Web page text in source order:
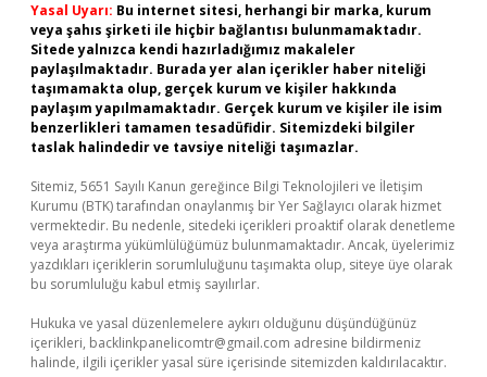
Yasal Uyarı: Bu internet sitesi, herhangi bir marka, kurum
veya şahıs şirketi ile hiçbir bağlantısı bulunmamaktadır.
Sitede yalnızca kendi hazırladığımız makaleler
paylaşılmaktadır. Burada yer alan içerikler haber niteliği
taşımamakta olup, gerçek kurum ve kişiler hakkında
paylaşım yapılmamaktadır. Gerçek kurum ve kişiler ile isim
benzerlikleri tamamen tesadüfidir. Sitemizdeki bilgiler
taslak halindedir ve tavsiye niteliği taşımazlar.
Sitemiz, 5651 Sayılı Kanun gereğince Bilgi Teknolojileri ve İletişim
Kurumu (BTK) tarafından onaylanmış bir Yer Sağlayıcı olarak hizmet
vermektedir. Bu nedenle, sitedeki içerikleri proaktif olarak denetleme
veya araştırma yükümlülüğümüz bulunmamaktadır. Ancak, üyelerimiz
yazdıkları içeriklerin sorumluluğunu taşımakta olup, siteye üye olarak
bu sorumluluğu kabul etmiş sayılırlar.
Hukuka ve yasal düzenlemelere aykırı olduğunu düşündüğünüz
içerikleri, backlinkpanelicomtr@gmail.com adresine bildirmeniz
halinde, ilgili içerikler yasal süre içerisinde sitemizden kaldırılacaktır.